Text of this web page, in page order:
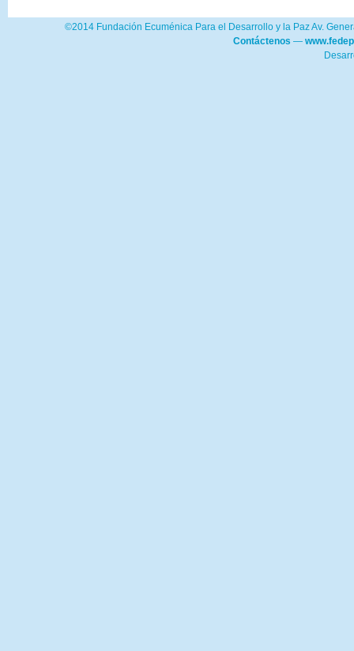
©2014 Fundación Ecuménica Para el Desarrollo y la Paz Av.
Contáctenos —